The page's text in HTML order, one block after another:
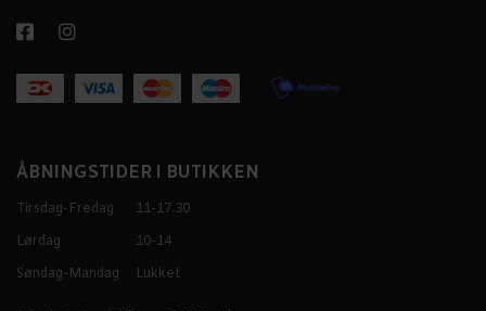
ÅBNINGSTIDER I BUTIKKEN
Tirsdag-Fredag
11-17.30
Lørdag
10-14
Søndag-Mandag
Lukket